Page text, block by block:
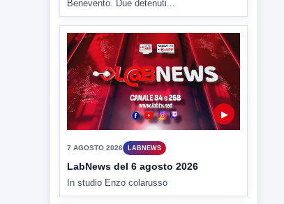
7 AGOSTO 2026 LABNEWS
LabNews del 6 agosto 2026
In studio Enzo colarusso